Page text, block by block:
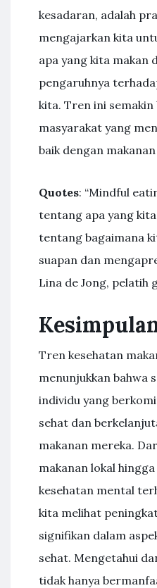
kesadaran, adalah
mengajarkan kita
apa yang kita makan
pengaruhnya
kita. Tren ini semakin
masyarakat yang
baik dengan
Quotes: “Mindful
tentang apa yang
tentang bagaimana
suapan dan
Lina de Jong, pelatih
Tren kesehatan
menunjukkan bahwa
individu yang
sehat dan
makanan mereka.
makanan lokal
kesehatan mental
kita melihat
signifikan dalam
sehat. Mengetahui
tidak hanya